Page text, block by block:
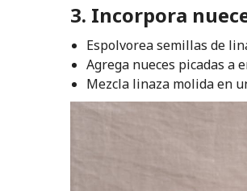
3. Incorpora
Espolvorea semillas de
Agrega nueces picadas a
Mezcla linaza molida en